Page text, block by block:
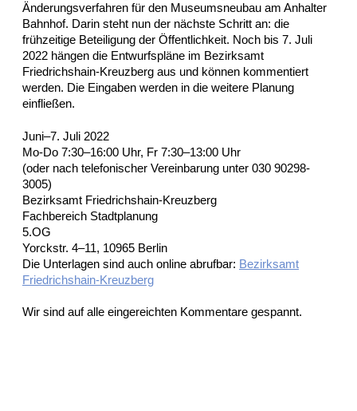
Änderungsverfahren für den Museumsneubau am Anhalter
Bahnhof. Darin steht nun der nächste Schritt an: die
frühzeitige Beteiligung der Öffentlichkeit. Noch bis 7. Juli
2022 hängen die Entwurfspläne im Bezirksamt
Friedrichshain-Kreuzberg aus und können kommentiert
werden. Die Eingaben werden in die weitere Planung
einfließen.
Juni–7. Juli 2022
Mo-Do 7:30–16:00 Uhr, Fr 7:30–13:00 Uhr
(oder nach telefonischer Vereinbarung unter 030 90298-
3005)
Bezirksamt Friedrichshain-Kreuzberg
Fachbereich Stadtplanung
5.OG
Yorckstr. 4–11, 10965 Berlin
Die Unterlagen sind auch online abrufbar: Bezirksamt
Friedrichshain-Kreuzberg
Wir sind auf alle eingereichten Kommentare gespannt.